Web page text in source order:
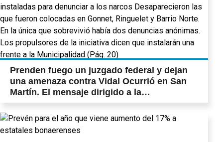
Prenden fuego un juzgado federal y dejan
una amenaza contra Vidal Ocurrió en San
Martín. El mensaje dirigido a la
Gobernadora dice que “no se meta más con
la droga”. Los causantes del siniestro
estarían grabados en una cámara de
seguridad (Päg, 9) Se robaron 3 de las 4